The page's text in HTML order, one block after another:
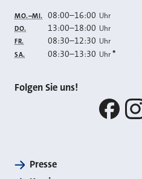
MO.–MI. 08:00–16:00 Uhr
DO. 13:00–18:00 Uhr
FR. 08:30–12:30 Uhr
SA. 08:30–13:30 Uhr *
Folgen Sie uns!
Presse